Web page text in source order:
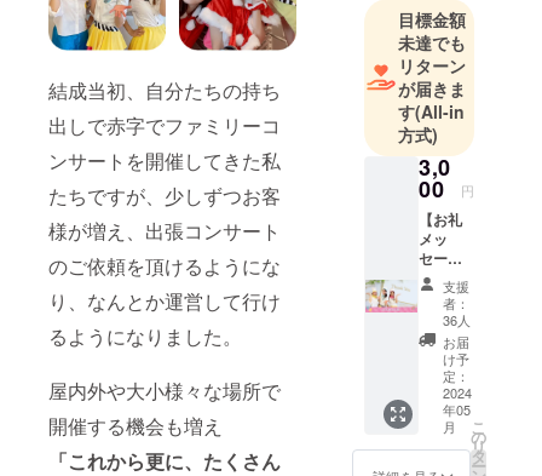
結成当初、自分たちの持ち
出しで赤字でファミリーコ
ンサートを開催してきた私
たちですが、少しずつお客
様が増え、出張コンサート
のご依頼を頂けるようにな
り、なんとか運営して行け
るようになりました。
屋内外や大小様々な場所で
開催する機会も増え
「これから更に、たくさん
moms(ニ
コットマム
ズ)】
【地域の仲
間で創る
アートde
ミュージカ
・０歳から
指導できる
ダンスイン
スインスト
ラクター
目標金額
未達でも
リターン
が届きま
す(All-in
方式)
3,0
00 円
【お礼
メッ
セー
ジ】
nico't
moms
の3人か
ら心を
込めて
お礼の
メッ
セージ
をお送
支援
者：
36人
お届
け予
定：
2024
年05
月
こ
の
リ
タ
ー